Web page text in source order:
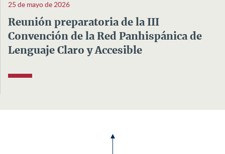
25 de mayo de 2026
Reunión preparatoria de la III
Convención de la Red Panhispánica de
Lenguaje Claro y Accesible